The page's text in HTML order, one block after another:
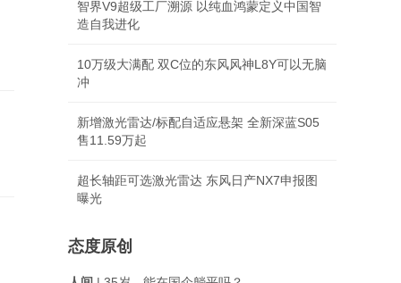
智界V9超级工厂溯源 以纯血鸿蒙定义中国智
造自我进化
10万级大满配 双C位的东风风神L8Y可以无脑
冲
新增激光雷达/标配自适应悬架 全新深蓝S05
售11.59万起
超长轴距可选激光雷达 东风日产NX7申报图
曝光
态度原创